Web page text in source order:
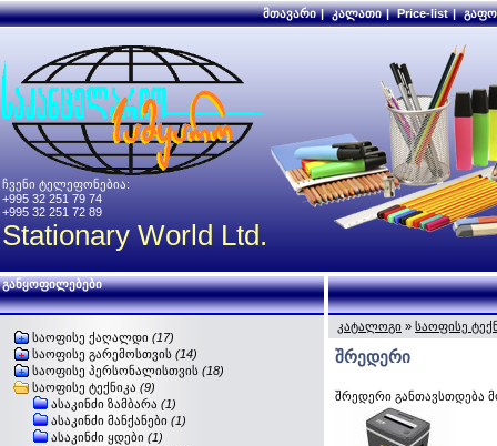
მთავარი | კალათი | Price-list |
ჩვენი ტელეფონებია:
+995 32 251 79 74
+995 32 251 72 89
Stationary World Ltd.
განყოფილებები
საოფისე ქაღალდი (17)
საოფისე გარემოსთვის (14)
საოფისე პერსონალისთვის (18)
საოფისე ტექნიკა (9)
ასაკინძი ზამბარა (1)
ასაკინძი მანქანები (1)
ასაკინძი ყდები (1)
კატალოგი » საოფისე
შრედერი
შრედერი განთავსთდება